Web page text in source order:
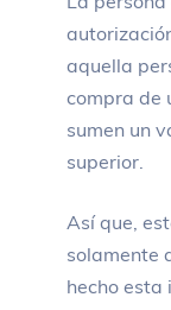
aquella
compra de
sumen un
superior.
Así que,
solamente
hecho esta